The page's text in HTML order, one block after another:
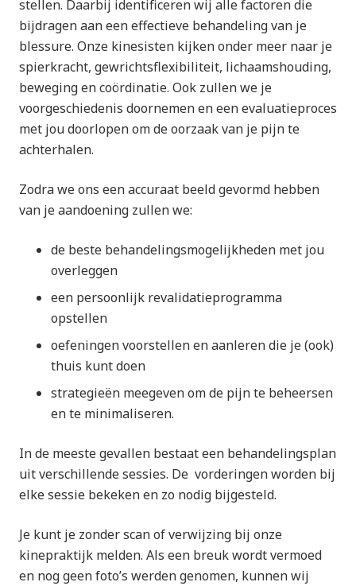
stellen. Daarbij identificeren wij alle factoren die
bijdragen aan een effectieve behandeling van je
blessure. Onze kinesisten kijken onder meer naar je
spierkracht, gewrichtsflexibiliteit, lichaamshouding,
beweging en coördinatie. Ook zullen we je
voorgeschiedenis doornemen en een evaluatieproces
met jou doorlopen om de oorzaak van je pijn te
achterhalen.
Zodra we ons een accuraat beeld gevormd hebben
van je aandoening zullen we:
de beste behandelingsmogelijkheden met jou
overleggen
een persoonlijk revalidatieprogramma
opstellen
oefeningen voorstellen en aanleren die je (ook)
thuis kunt doen
strategieën meegeven om de pijn te beheersen
en te minimaliseren.
In de meeste gevallen bestaat een behandelingsplan
uit verschillende sessies. De vorderingen worden bij
elke sessie bekeken en zo nodig bijgesteld.
Je kunt je zonder scan of verwijzing bij onze
kinepraktijk melden. Als een breuk wordt vermoed
en nog geen foto’s werden genomen, kunnen wij